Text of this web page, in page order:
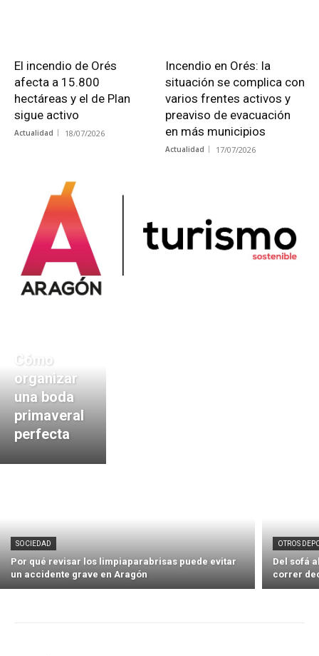
El incendio de Orés
afecta a 15.800
hectáreas y el de Plan
sigue activo
Actualidad 18/07/2026
Incendio en Orés: la
situación se complica con
varios frentes activos y
preaviso de evacuación
en más municipios
Actualidad 17/07/2026
Cómo
organizar
una boda
primaveral
perfecta
SOCIEDAD
Por qué revisar los limpiaparabrisas puede evitar
un accidente grave en Aragón
OTROS
Del sofá
correr